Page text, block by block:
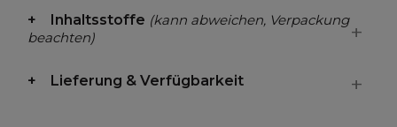
Inhaltsstoffe (kann abweichen, Verpackung
beachten)
Lieferung & Verfügbarkeit